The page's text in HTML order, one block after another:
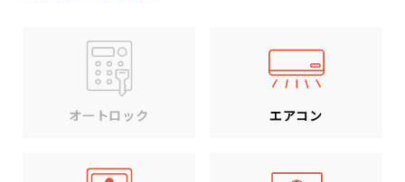
オートロック エアコン